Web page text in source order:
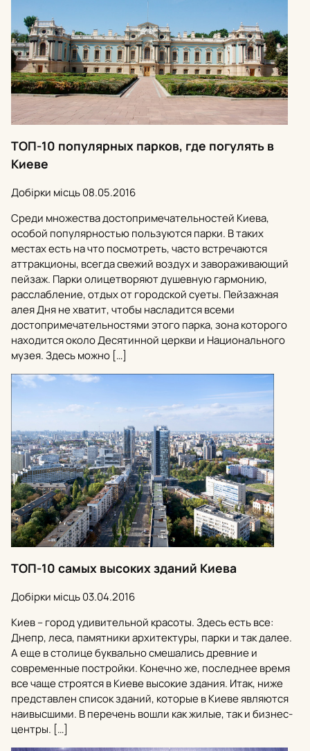
ТОП-10 популярных парков, где погулять в
Киеве
Добірки місць08.05.2016
Среди множества достопримечательностей Киева,
особой популярностью пользуются парки. В таких
местах есть на что посмотреть, часто встречаются
аттракционы, всегда свежий воздух и завораживающий
пейзаж. Парки олицетворяют душевную гармонию,
расслабление, отдых от городской суеты. Пейзажная
алея Дня не хватит, чтобы насладится всеми
достопримечательностями этого парка, зона которого
находится около Десятинной церкви и Национального
музея. Здесь можно […]
ТОП-10 самых высоких зданий Киева
Добірки місць03.04.2016
Киев – город удивительной красоты. Здесь есть все:
Днепр, леса, памятники архитектуры, парки и так далее.
А еще в столице буквально смешались древние и
современные постройки. Конечно же, последнее время
все чаще строятся в Киеве высокие здания. Итак, ниже
представлен список зданий, которые в Киеве являются
наивысшими. В перечень вошли как жилые, так и бизнес-
центры. […]